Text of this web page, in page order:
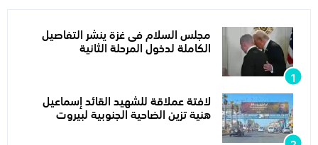
مجلس السلام فى غزة ينشر التفاصيل
الكاملة لدخول المرحلة الثانية
لافتة عملاقة للشهيد القائد إسماعيل
هنية تزين الضاحية الجنوبية لبيروت